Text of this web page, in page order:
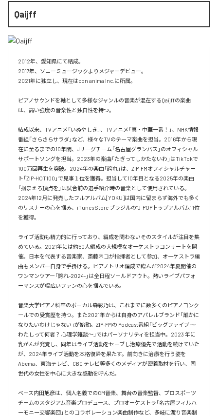
Qaijff
2012年、愛知県にて結成。
2017年、ソニーミュージックよりメジャーデビュー。
2021年に独立し、現在はcon anima Inc.に所属。
ピアノサウンドを軸として多様なジャンルの音楽が混在するQaijffの楽曲
は、高い強度の音楽性と独自性を持つ。
結成以来、TVアニメ「いぬやしき」、TVアニメ「真・中華一番！」、NHK情報
番組「さらさらサラダ」など、様々なTVのテーマ楽曲を担当。2016年から現
在に至るまでの10年間、Jリーグチーム「名古屋グランパス」のオフィシャル
サポートソングを担当。2023年の楽曲「たぎってしかたないわ」はTikTokで
100万回再生を突破。2024年の楽曲「誇れ」は、ZIP-FMオフィシャルチャー
ト「ZIP-HOT100」で見事１位を獲得。担当して10年目となる2025年の楽曲
「掴まえろ頂点を」は試合前の選手紹介時の音楽として使用されている。
2024年12月に発売したフルアルバム[YOKU]は国内に留まらず海外でも多く
のリスナーの心を掴み、iTunes Store ブラジルの”J-POPトップアルバム” 1位
を獲得。
ライブ活動も精力的に行っており、編成を問わないそのスタイルが注目を集
めている。2021年には約50人編成の大規模なオーケストラコンサートを開
催。日本を代表する音楽家、斎藤ネコが指揮者として参加、オーケストラ編
曲もメンバー自身で手掛ける。ピアノトリオ編成で臨んだ2024年夏開催の
ワンマンツアー「誇れ-2024-」は全日程ソールドアウト。熱いライブパフォ
ーマンスが幅広いファンの心を掴んでいる。
音楽大学ピアノ科卒のボーカル森彩乃は、これまでに数多くのピアノコンク
ールでの受賞歴を持つ。また2021年からは自身のアパレルブランド「誰かに
なりたいわけじゃない」が始動。ZIP-FMの Podcast番組「ビッグファイブ 〜
わたしって何者？ 心理学雑談〜」ではパーソナリティを担当中。2023 年に
乳がんが発覚し、同年はライブ活動をセーブし治療優先で活動を続けていた
が、2024年ライブ活動を本格復帰を果たす。前向きに治療を行う姿を
Abema、東海テレビ、CBC テレビ等多くのメディアが密着取材を行い、同
世代の女性を中心に大きな感動を呼んだ。
ベース内田旭彦は、個人名義でのCM音楽、舞台の音楽監督、プロスポーツ
チームのスタジアム音楽プロデュース、プロオーケストラ「名古屋フィルハ
ーモニー交響楽団」とのコラボレーション楽曲制作など、多岐に渡り音楽制